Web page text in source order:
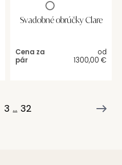
Svadobné obrúčky Clare
Cena za
pár
od
1300,00 €
3 ... 32